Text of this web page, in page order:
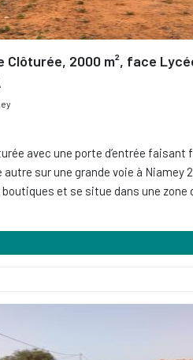
Clôturée, 2000 m², face
avec une porte d’entrée faisant
autre sur une grande voie à Niamey
boutiques et se situe dans une zone